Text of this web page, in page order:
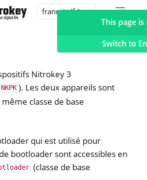
Nitrokey 3
). Les deux appareils sont
classe de base
qui est utilisé pour
bootloader sont accessibles en
(classe de base
This page
Switch to